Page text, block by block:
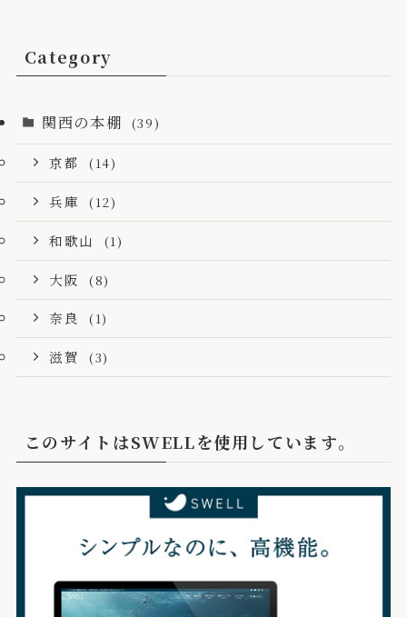
Category
関西の本棚 (39)
京都 (14)
兵庫 (12)
和歌山 (1)
大阪 (8)
奈良 (1)
滋賀 (3)
このサイトはSWELLを使用しています。